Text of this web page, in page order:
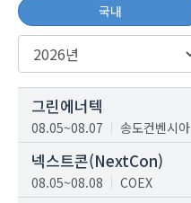
국내
그린에너텍
08.05~08.07 송도컨벤시아
넥스트콘(NextCon)
08.05~08.08 COEX